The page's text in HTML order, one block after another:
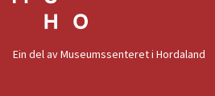
Ein del av Museumssenteret i Hordaland